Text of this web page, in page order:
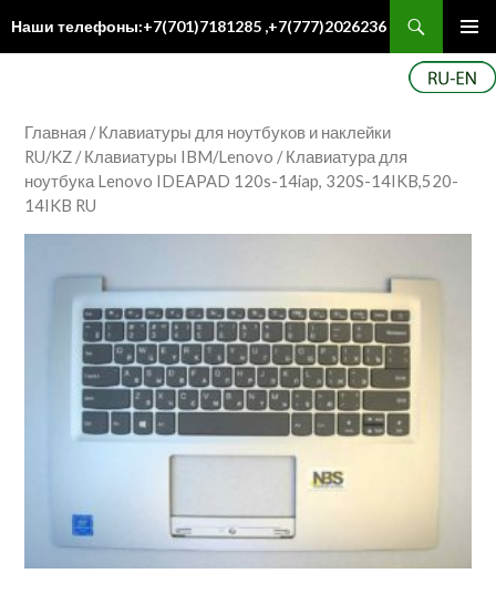
Наши телефоны:+7(701)7181285 ,+7(777)2026236
Главная /Клавиатуры для ноутбуков и наклейки
RU/KZ /Клавиатуры IBM/Lenovo / Клавиатура для
ноутбука Lenovo IDEAPAD 120s-14iap, 320S-14IKB,520-
14IKB RU